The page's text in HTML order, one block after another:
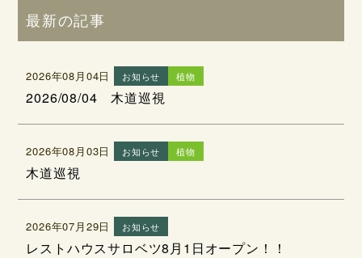
最新の記事
2026年08月04日 お知らせ 植物
2026/08/04 木道巡視
2026年08月03日 お知らせ 植物
木道巡視
2026年07月29日 お知らせ
レストハウスサロベツ8月1日オープン！！